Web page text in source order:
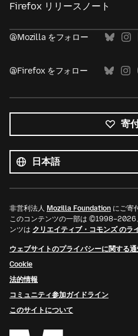
Firefox リリースノート
@Mozilla をフォロー
@Firefox をフォロー
寄
べ
て
の
言
言
語
非営利法人 Mozilla Foundation にご寄
このコンテンツの一部は
ンツは クリエイティブ・コモンズ のラ
ウェブサイトのプライバシーに関する
Cookie
法的情報
コミュニティ参加ガイドライン
このサイトについて